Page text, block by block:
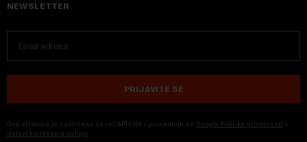
NEWSLETTER
PRIJAVITE SE
Ova stranica je zaštićena sa reCAPTCHA i primenjuju se Google Politika privatnosti i
Uslovi korišćenja usluge